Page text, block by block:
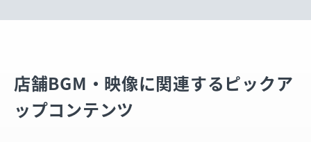
店舗BGM・映像に関連するピックア
ップコンテンツ